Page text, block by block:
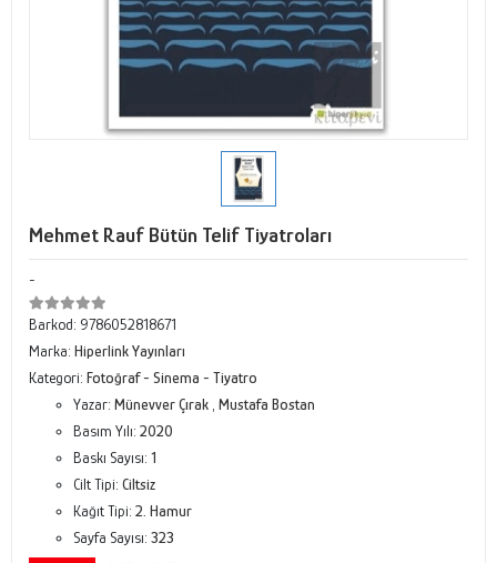
Mehmet Rauf Bütün Telif Tiyatroları
-
Barkod: 9786052818671
Marka: Hiperlink Yayınları
Kategori: Fotoğraf - Sinema - Tiyatro
Yazar: Münevver Çırak Mustafa Bostan
Basım Yılı: 2020
Baskı Sayısı: 1
Cilt Tipi: Ciltsiz
Kağıt Tipi: 2. Hamur
Sayfa Sayısı: 323